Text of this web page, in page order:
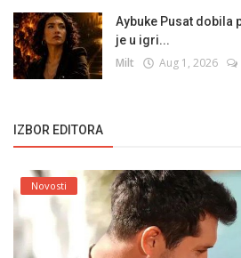
Aybuke Pusat dobila
je u igri...
Milt Aug 1, 2026
IZBOR EDITORA
Novosti